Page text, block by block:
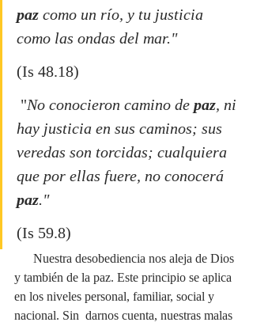
paz como un río, y tu justicia
como las ondas del mar."
(Is 48.18)
"No conocieron camino de paz, ni
hay justicia en sus caminos; sus
veredas son torcidas; cualquiera
que por ellas fuere, no conocerá
paz."
(Is 59.8)
y también de la paz. Este principio se aplica
en los niveles personal, familiar, social y
nacional. Sin  darnos cuenta, nuestras malas